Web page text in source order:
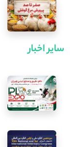
سایر اخبار